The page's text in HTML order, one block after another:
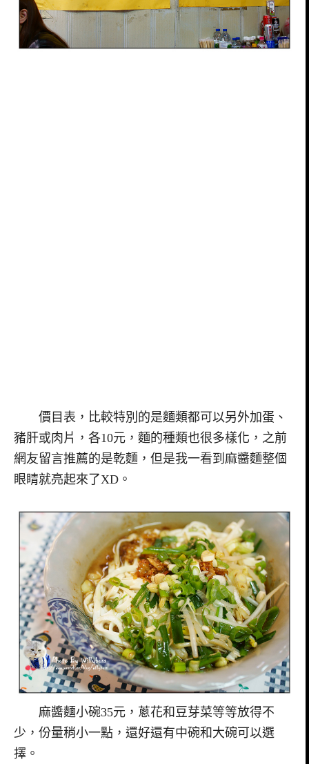
價目表，比較特別的是麵類都可以另外加蛋、
豬肝或肉片，各10元，麵的種類也很多樣化，之前
網友留言推薦的是乾麵，但是我一看到麻醬麵整個
眼睛就亮起來了XD。
麻醬麵小碗35元，蔥花和豆芽菜等等放得不
少，份量稍小一點，還好還有中碗和大碗可以選
擇。